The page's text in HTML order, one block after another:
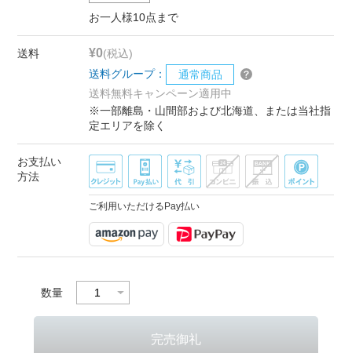
お一人様10点まで
送料 ¥0(税込)
送料グループ：
通常商品
送料無料キャンペーン適用中
※一部離島・山間部および北海道、または当社指
定エリアを除く
お支払い
方法
ご利用いただけるPay払い
数量